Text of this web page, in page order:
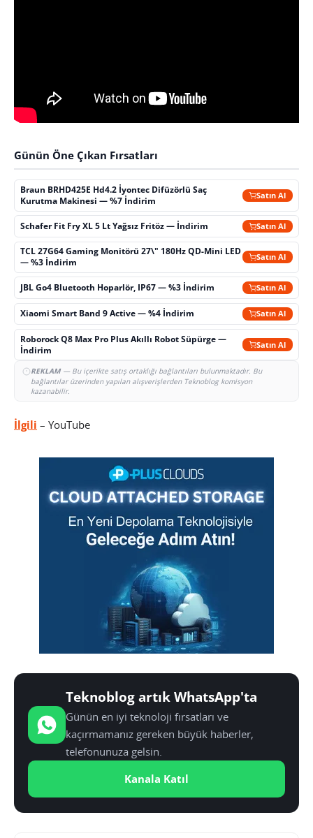
Günün Öne Çıkan Fırsatları
Braun BRHD425E Hd4.2 İyontec Difüzörlü Saç
Kurutma Makinesi — %7 İndirim
Satın Al
Schafer Fit Fry XL 5 Lt Yağsız Fritöz — İndirim Satın Al
TCL 27G64 Gaming Monitörü 27\" 180Hz QD-Mini LED
— %3 İndirim
Satın Al
JBL Go4 Bluetooth Hoparlör, IP67 — %3 İndirim Satın Al
Xiaomi Smart Band 9 Active — %4 İndirim Satın Al
Roborock Q8 Max Pro Plus Akıllı Robot Süpürge —
İndirim
Satın Al
REKLAM— Bu içerikte satış ortaklığı bağlantıları bulunmaktadır. Bu
bağlantılar üzerinden yapılan alışverişlerden Teknoblog komisyon
kazanabilir.
İlgili – YouTube
Teknoblog artık WhatsApp'ta
Günün en iyi teknoloji fırsatları ve
kaçırmamanız gereken büyük haberler,
telefonunuza gelsin.
Kanala Katıl